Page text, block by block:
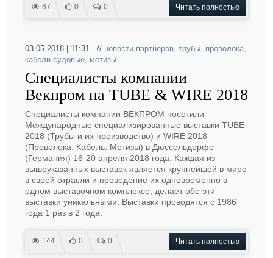
67 0 0 Читать полностью
03.05.2018 | 11:31 // новости партнеров, трубы, проволока,
кабели судовые, метизы
Специалисты компании
Векпром на TUBE & WIRE 2018
Специалисты компании ВЕКПРОМ посетили
Международные специализированные выставки TUBE
2018 (Трубы и их производство) и WIRE 2018
(Проволока. Кабель. Метизы) в Дюссельдорфе
(Германия) 16-20 апреля 2018 года. Каждая из
вышеуказанных выставок является крупнейшей в мире
в своей отрасли и проведение их одновременно в
одном выставочном комплексе, делает обе эти
выставки уникальными. Выставки проводятся с 1986
года 1 раз в 2 года.
144 0 0 Читать полностью